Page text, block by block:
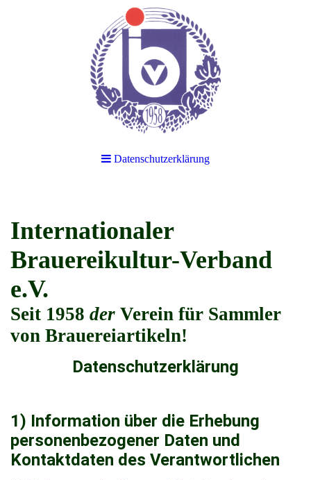
Datenschutzerklärung
Internationaler
Brauereikultur-Verband
e.V.
Seit 1958 der Verein für Sammler
von Brauereiartikeln!
Datenschutzerklärung
1) Information über die Erhebung
personenbezogener Daten und
Kontaktdaten des Verantwortlichen